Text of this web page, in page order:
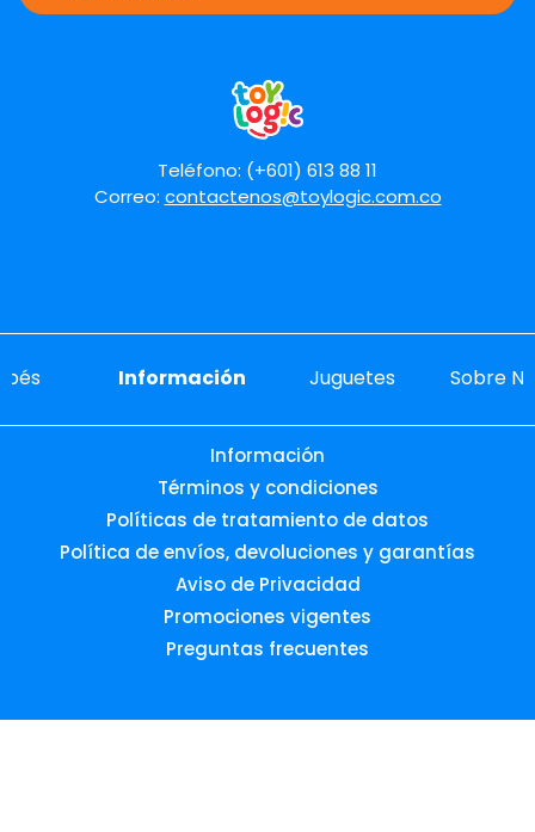
Teléfono: (+601) 613 88 11
Correo: contactenos@toylogic.com.co
Información Juguetes Sobre
Información
Términos y condiciones
Políticas de tratamiento de datos
Política de envíos, devoluciones y garantías
Aviso de Privacidad
Promociones vigentes
Preguntas frecuentes